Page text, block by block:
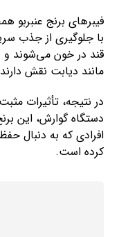
فیبرهای برنج عنبربو
با جلوگیری از جذب
قند در خون می‌شوند و
مانند دیابت نقش
در نتیجه، تأثیرات
دستگاه گوارش، این
افرادی که به دنبال
کرده است.